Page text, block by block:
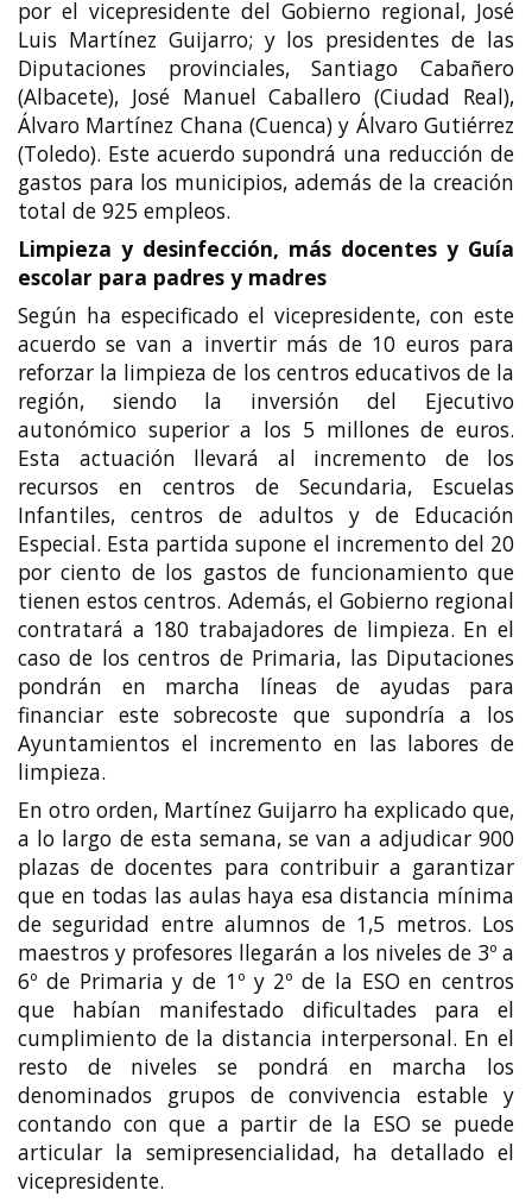
por el vicepresidente del Gobierno regional, José
Luis Martínez Guijarro; y los presidentes de las
Diputaciones provinciales, Santiago Cabañero
(Albacete), José Manuel Caballero (Ciudad Real),
Álvaro Martínez Chana (Cuenca) y Álvaro Gutiérrez
(Toledo). Este acuerdo supondrá una reducción de
gastos para los municipios, además de la creación
total de 925 empleos.
Limpieza y desinfección, más docentes y Guía
escolar para padres y madres
Según ha especificado el vicepresidente, con este
acuerdo se van a invertir más de 10 euros para
reforzar la limpieza de los centros educativos de la
región, siendo la inversión del Ejecutivo
autonómico superior a los 5 millones de euros.
Esta actuación llevará al incremento de los
recursos en centros de Secundaria, Escuelas
Infantiles, centros de adultos y de Educación
Especial. Esta partida supone el incremento del 20
por ciento de los gastos de funcionamiento que
tienen estos centros. Además, el Gobierno regional
contratará a 180 trabajadores de limpieza. En el
caso de los centros de Primaria, las Diputaciones
pondrán en marcha líneas de ayudas para
financiar este sobrecoste que supondría a los
Ayuntamientos el incremento en las labores de
limpieza.
En otro orden, Martínez Guijarro ha explicado que,
a lo largo de esta semana, se van a adjudicar 900
plazas de docentes para contribuir a garantizar
que en todas las aulas haya esa distancia mínima
de seguridad entre alumnos de 1,5 metros. Los
maestros y profesores llegarán a los niveles de 3º a
6º de Primaria y de 1º y 2º de la ESO en centros
que habían manifestado dificultades para el
cumplimiento de la distancia interpersonal. En el
resto de niveles se pondrá en marcha los
denominados grupos de convivencia estable y
contando con que a partir de la ESO se puede
articular la semipresencialidad, ha detallado el
vicepresidente.